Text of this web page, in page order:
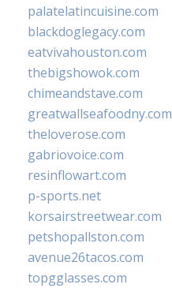
palatelatincuisine.com
blackdoglegacy.com
eatvivahouston.com
thebigshowok.com
chimeandstave.com
greatwallseafoodny.com
theloverose.com
gabriovoice.com
resinflowart.com
p-sports.net
korsairstreetwear.com
petshopallston.com
avenue26tacos.com
topgglasses.com